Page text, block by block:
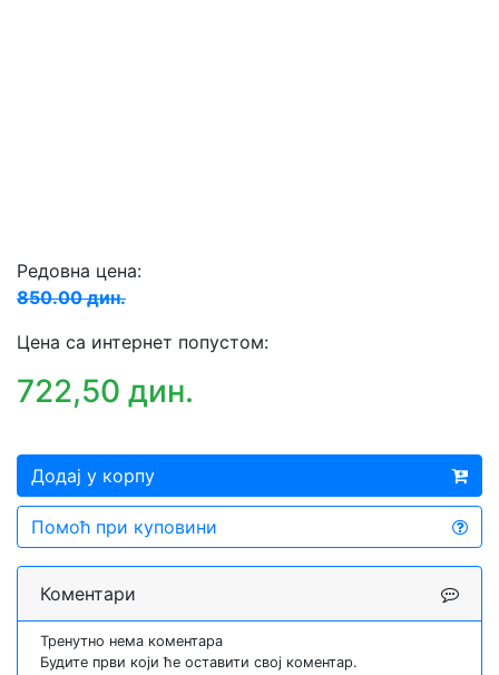
Редовна цена:
850.00 дин.
Цена са интернет попустом:
722,50 дин.
Додај у корпу
Помоћ при куповини
Коментари
Тренутно нема коментара
Будите први који ће оставити свој коментар.